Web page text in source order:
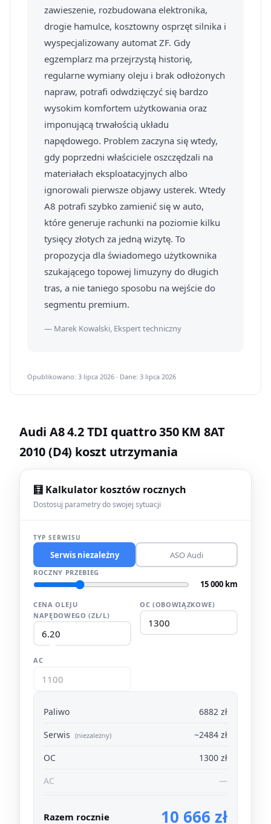
zawieszenie, rozbudowana elektronika,
drogie hamulce, kosztowny osprzęt silnika i
wyspecjalizowany automat ZF. Gdy
egzemplarz ma przejrzystą historię,
regularne wymiany oleju i brak odłożonych
napraw, potrafi odwdzięczyć się bardzo
wysokim komfortem użytkowania oraz
imponującą trwałością układu
napędowego. Problem zaczyna się wtedy,
gdy poprzedni właściciele oszczędzali na
materiałach eksploatacyjnych albo
ignorowali pierwsze objawy usterek. Wtedy
A8 potrafi szybko zamienić się w auto,
które generuje rachunki na poziomie kilku
tysięcy złotych za jedną wizytę. To
propozycja dla świadomego użytkownika
szukającego topowej limuzyny do długich
tras, a nie taniego sposobu na wejście do
segmentu premium.
— Marek Kowalski, Ekspert techniczny
Opublikowano: 3 lipca 2026 · Dane: 3 lipca 2026
Audi A8 4.2 TDI quattro 350 KM 8AT
2010 (D4) koszt utrzymania
🧮 Kalkulator kosztów rocznych
Dostosuj parametry do swojej sytuacji
TYP SERWISU
Serwis niezależny ASO Audi
ROCZNY PRZEBIEG
15 000 km
CENA OLEJU
NAPĘDOWEGO (ZŁ/L)
OC (OBOWIĄZKOWE)
AC
Paliwo
6882 zł
Serwis (niezależny)
~2484 zł
OC
1300 zł
AC
—
Razem rocznie 10 666 zł